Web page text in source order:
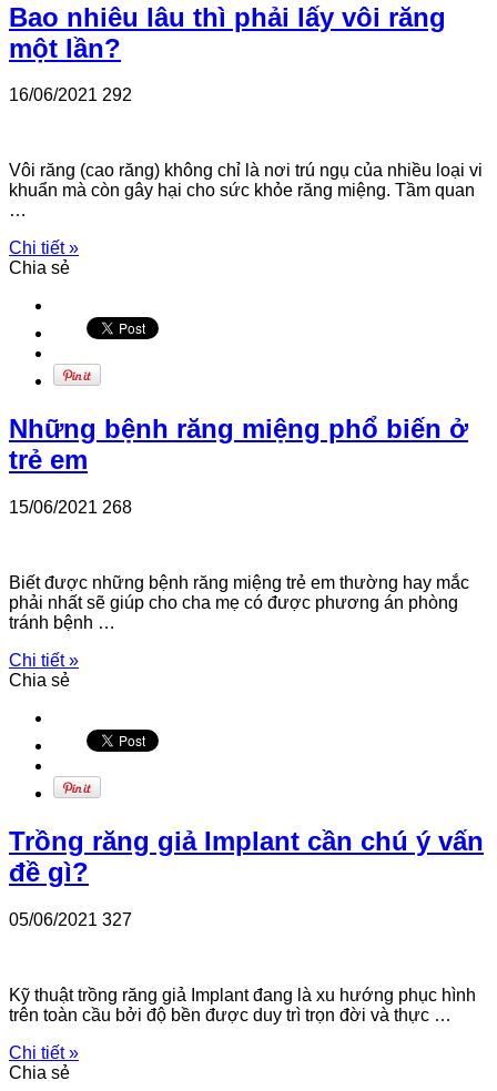
Bao nhiêu lâu thì phải lấy vôi răng
một lần?
16/06/2021 292
Vôi răng (cao răng) không chỉ là nơi trú ngụ của nhiều loại vi
khuẩn mà còn gây hại cho sức khỏe răng miệng. Tầm quan
…
Chi tiết »
Chia sẻ
Những bệnh răng miệng phổ biến ở
trẻ em
15/06/2021 268
Biết được những bệnh răng miệng trẻ em thường hay mắc
phải nhất sẽ giúp cho cha mẹ có được phương án phòng
tránh bệnh …
Chi tiết »
Chia sẻ
Trồng răng giả Implant cần chú ý vấn
đề gì?
05/06/2021 327
Kỹ thuật trồng răng giả Implant đang là xu hướng phục hình
trên toàn cầu bởi độ bền được duy trì trọn đời và thực …
Chi tiết »
Chia sẻ